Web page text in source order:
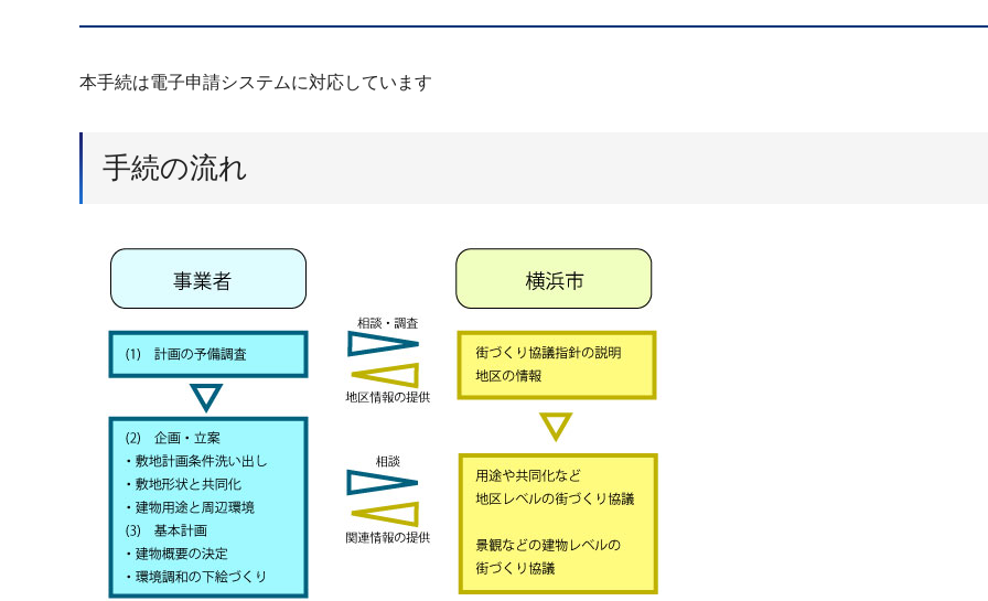
本手続は電子申請システムに対応しています
手続の流れ